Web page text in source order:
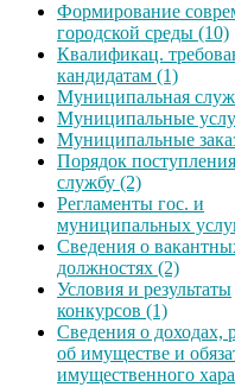
Формирование
городской среды (10)
Квалификац.
кандидатам (1)
Муниципальная
Муниципальные
Муниципальные
Порядок
службу (2)
Регламенты гос. и
муниципальных
Сведения о
должностях (2)
Условия и результаты
конкурсов (1)
Сведения о доходах,
об имуществе и
имущественного